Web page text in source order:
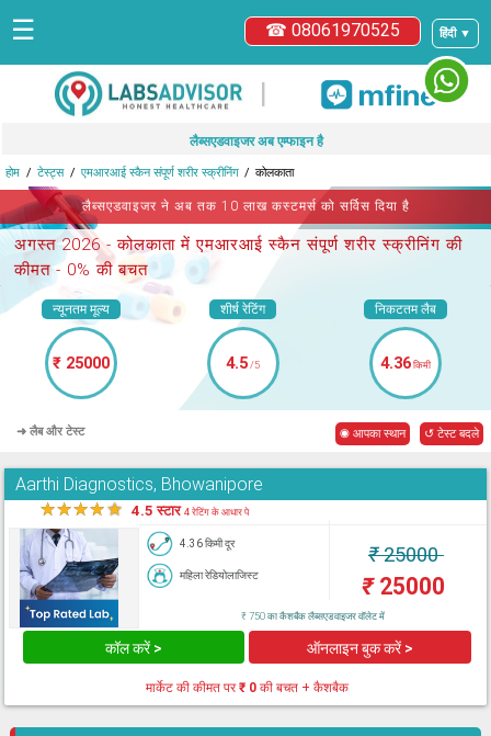
हिंदी ▼
☎ 08061970525
☰
|
लैब्सएडवाइजर अब एम्फाइन है
होम टेस्ट्स एमआरआई स्कैन संपूर्ण शरीर स्क्रीनिंग कोलकाता
लैब्सएडवाइजर ने अब तक 10 लाख कस्टमर्स को सर्विस दिया है
अगस्त 2026 -कोलकाता में एमआरआई स्कैन संपूर्ण शरीर स्क्रीनिंग की
कीमत - 0% की बचत
न्यूनतम मूल्य
₹ 25000
शीर्ष रेटिंग
4.5/5
निकटतम लैब
4.36किमी
➜ लैब और टेस्ट ◉ आपका स्थान ↺ टेस्ट बदले
Aarthi Diagnostics, Bhowanipore
★★★★★ 4.5 स्टार4 रेटिंग के आधार पे
4.36 किमी दूर
महिला रेडियोलाजिस्ट
₹25000
₹25000
₹ 750 का कैशबैक लैब्सएडवाइजर वॉलेट में
कॉल करें > ऑनलाइन बुक करें >
मार्केट की कीमत पर₹ 0की बचत + कैशबैक